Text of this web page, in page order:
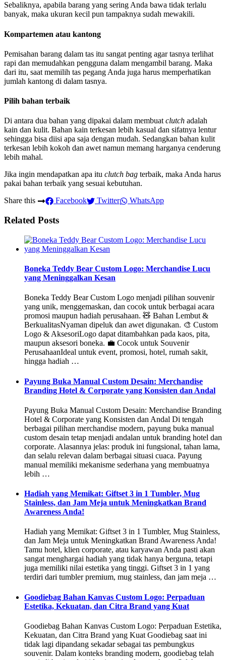
Sebaliknya, apabila barang yang sering Anda bawa tidak terlalu
banyak, maka ukuran kecil pun tampaknya sudah mewakili.
Kompartemen atau kantong
Pemisahan barang dalam tas itu sangat penting agar tasnya terlihat
rapi dan memudahkan pengguna dalam mengambil barang. Maka
dari itu, saat memilih tas pegang Anda juga harus memperhatikan
jumlah kantong di dalam tasnya.
Pilih bahan terbaik
Di antara dua bahan yang dipakai dalam membuatclutch adalah
kain dan kulit. Bahan kain terkesan lebih kasual dan sifatnya lentur
sehingga bisa diisi apa saja dengan mudah. Sedangkan bahan kulit
terkesan lebih kokoh dan awet namun memang harganya cenderung
lebih mahal.
Jika ingin mendapatkan apa itu clutch bag terbaik, maka Anda harus
pakai bahan terbaik yang sesuai kebutuhan.
Share this
Facebook Twitter WhatsApp
Related Posts
Boneka Teddy Bear Custom Logo: Merchandise Lucu
yang Meninggalkan Kesan
Boneka Teddy Bear Custom Logo menjadi pilihan souvenir
yang unik, menggemaskan, dan cocok untuk berbagai acara
promosi maupun hadiah perusahaan. 🧸 Bahan Lembut &
BerkualitasNyaman dipeluk dan awet digunakan. 🎨 Custom
Logo & AksesoriLogo dapat ditambahkan pada kaos, pita,
maupun aksesori boneka. 💼 Cocok untuk Souvenir
PerusahaanIdeal untuk event, promosi, hotel, rumah sakit,
hingga hadiah …
Payung Buka Manual Custom Desain: Merchandise
Branding Hotel & Corporate yang Konsisten dan Andal
Payung Buka Manual Custom Desain: Merchandise Branding
Hotel & Corporate yang Konsisten dan Andal Di tengah
berbagai pilihan merchandise modern, payung buka manual
custom desain tetap menjadi andalan untuk branding hotel dan
corporate. Alasannya jelas: produk ini fungsional, tahan lama,
dan selalu relevan dalam berbagai situasi cuaca. Payung
manual memiliki mekanisme sederhana yang membuatnya
lebih …
Hadiah yang Memikat: Giftset 3 in 1 Tumbler, Mug
Stainless, dan Jam Meja untuk Meningkatkan Brand
Awareness Anda!
Hadiah yang Memikat: Giftset 3 in 1 Tumbler, Mug Stainless,
dan Jam Meja untuk Meningkatkan Brand Awareness Anda!
Tamu hotel, klien corporate, atau karyawan Anda pasti akan
sangat menghargai hadiah yang tidak hanya berguna, tetapi
juga memiliki nilai estetika yang tinggi. Giftset 3 in 1 yang
terdiri dari tumbler premium, mug stainless, dan jam meja …
Goodiebag Bahan Kanvas Custom Logo: Perpaduan
Estetika, Kekuatan, dan Citra Brand yang Kuat
Goodiebag Bahan Kanvas Custom Logo: Perpaduan Estetika,
Kekuatan, dan Citra Brand yang Kuat Goodiebag saat ini
tidak lagi dipandang sekadar sebagai tas pembungkus
souvenir. Dalam konteks branding modern, goodiebag telah